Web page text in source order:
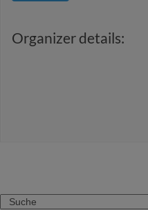
Organizer details:
Search